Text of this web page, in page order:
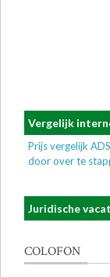
Vergelijk
Prijs vergelijk
door over te
Juridische
COLOFON